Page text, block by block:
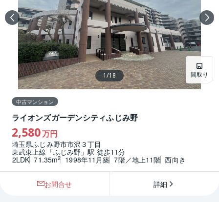
間取り
1/18
中古マンション
ライオンズガーデンシティふじみ野
2,580万円
埼玉県ふじみ野市市沢３丁目
東武東上線「ふじみ野」駅 徒歩11分
2LDK 71.35m2 1998年11月築 7階／地上11階 西向き
お問合せ 詳細